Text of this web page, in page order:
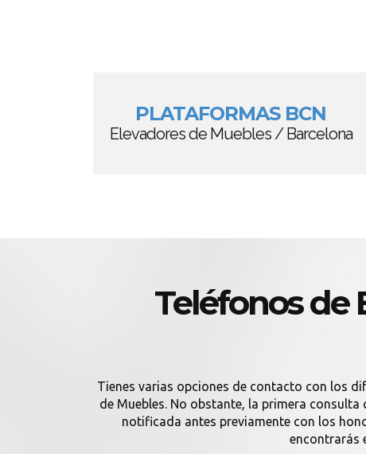
PLATAFORMAS BCN
Elevadores de Muebles / Barcelona
Teléfonos de
Tienes varias opciones de contacto con los
de Muebles. No obstante, la primera
notificada antes previamente con los
encontrarás